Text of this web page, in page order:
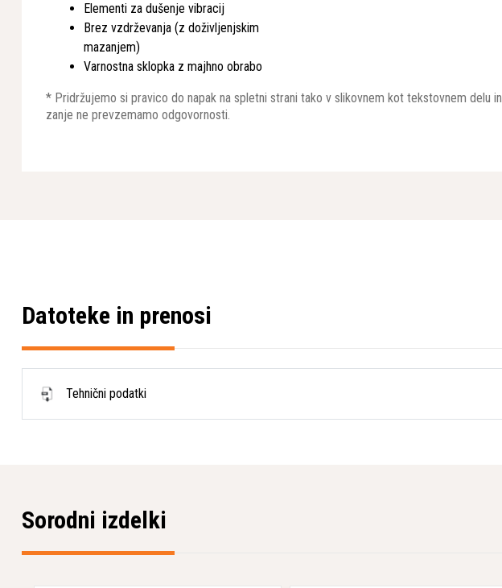
Elementi za dušenje vibracij
Brez vzdrževanja (z doživljenjskim
mazanjem)
Varnostna sklopka z majhno obrabo
* Pridržujemo si pravico do napak na spletni strani tako v slikovnem kot tekstovnem delu in
zanje ne prevzemamo odgovornosti.
Datoteke in prenosi
Tehnični podatki
Sorodni izdelki